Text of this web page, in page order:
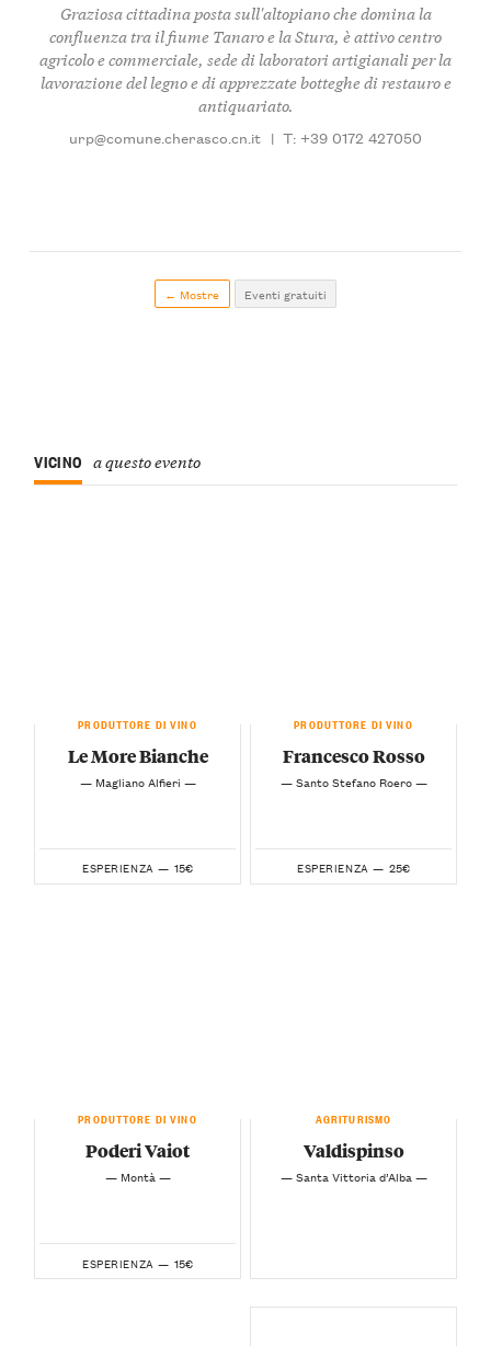
Graziosa cittadina posta sull'altopiano che domina la
confluenza tra il fiume Tanaro e la Stura, è attivo centro
agricolo e commerciale, sede di laboratori artigianali per la
lavorazione del legno e di apprezzate botteghe di restauro e
antiquariato.
urp@comune.cherasco.cn.it | T: +39 0172 427050
← Mostre Eventi gratuiti
VICINO a questo evento
PRODUTTORE DI VINO
Le More Bianche
— Magliano Alfieri —
ESPERIENZA — 15€
PRODUTTORE DI VINO
Francesco Rosso
— Santo Stefano Roero —
ESPERIENZA — 25€
PRODUTTORE DI VINO
Poderi Vaiot
— Montà —
ESPERIENZA — 15€
AGRITURISMO
Valdispinso
— Santa Vittoria d’Alba —